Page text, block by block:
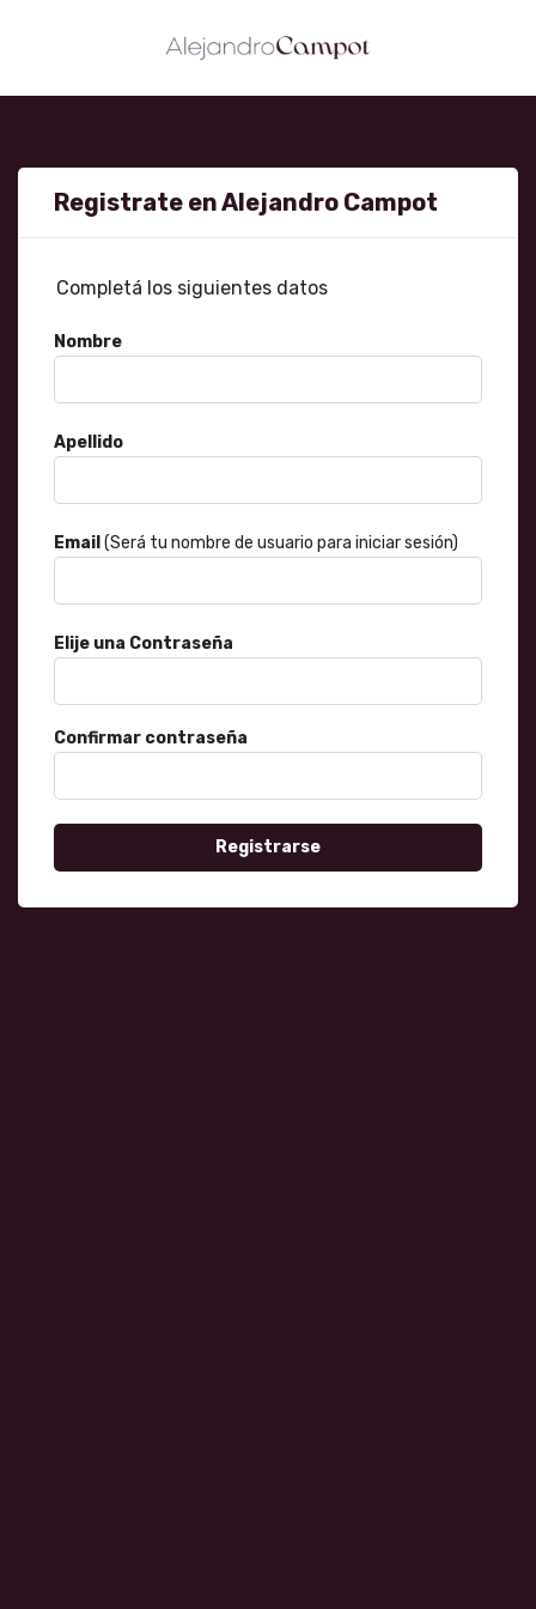
Registrate en Alejandro Campot
Completá los siguientes datos
Nombre
Apellido
Email (Será tu nombre de usuario para iniciar sesión)
Elije una Contraseña
Confirmar contraseña
Registrarse